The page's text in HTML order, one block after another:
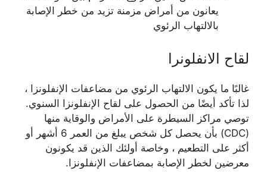
يعانون من أمراض مزمنة تزيد من خطر الإصابة
بالالتهاب الرئوي
لقاح الانفلونرا
غالبًا ما يكون الالتهاب الرئوي من مضاعفات الإنفلونزا ،
لذا تأكد أيضًا من الحصول على لقاح الإنفلونزا السنوي.
توصي مراكز السيطرة على الأمراض والوقاية منها
(CDC) بأن يحصل كل شخص يبلغ من العمر 6 أشهر أو
أكثر على التطعيم ، وخاصة أولئك الذين قد يكونون
معرضين لخطر الإصابة بمضاعفات الإنفلونزا.